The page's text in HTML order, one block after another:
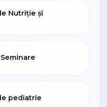
Nutriție și
pediatrie